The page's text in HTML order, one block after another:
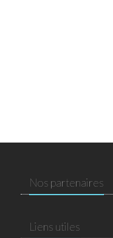
Nos partenaires
Liens utiles